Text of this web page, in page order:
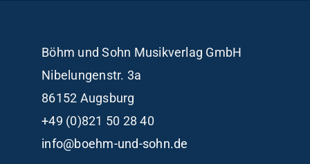
Böhm und Sohn Musikverlag GmbH
Nibelungenstr. 3a
86152 Augsburg
+49 (0)821 50 28 40
info@boehm-und-sohn.de